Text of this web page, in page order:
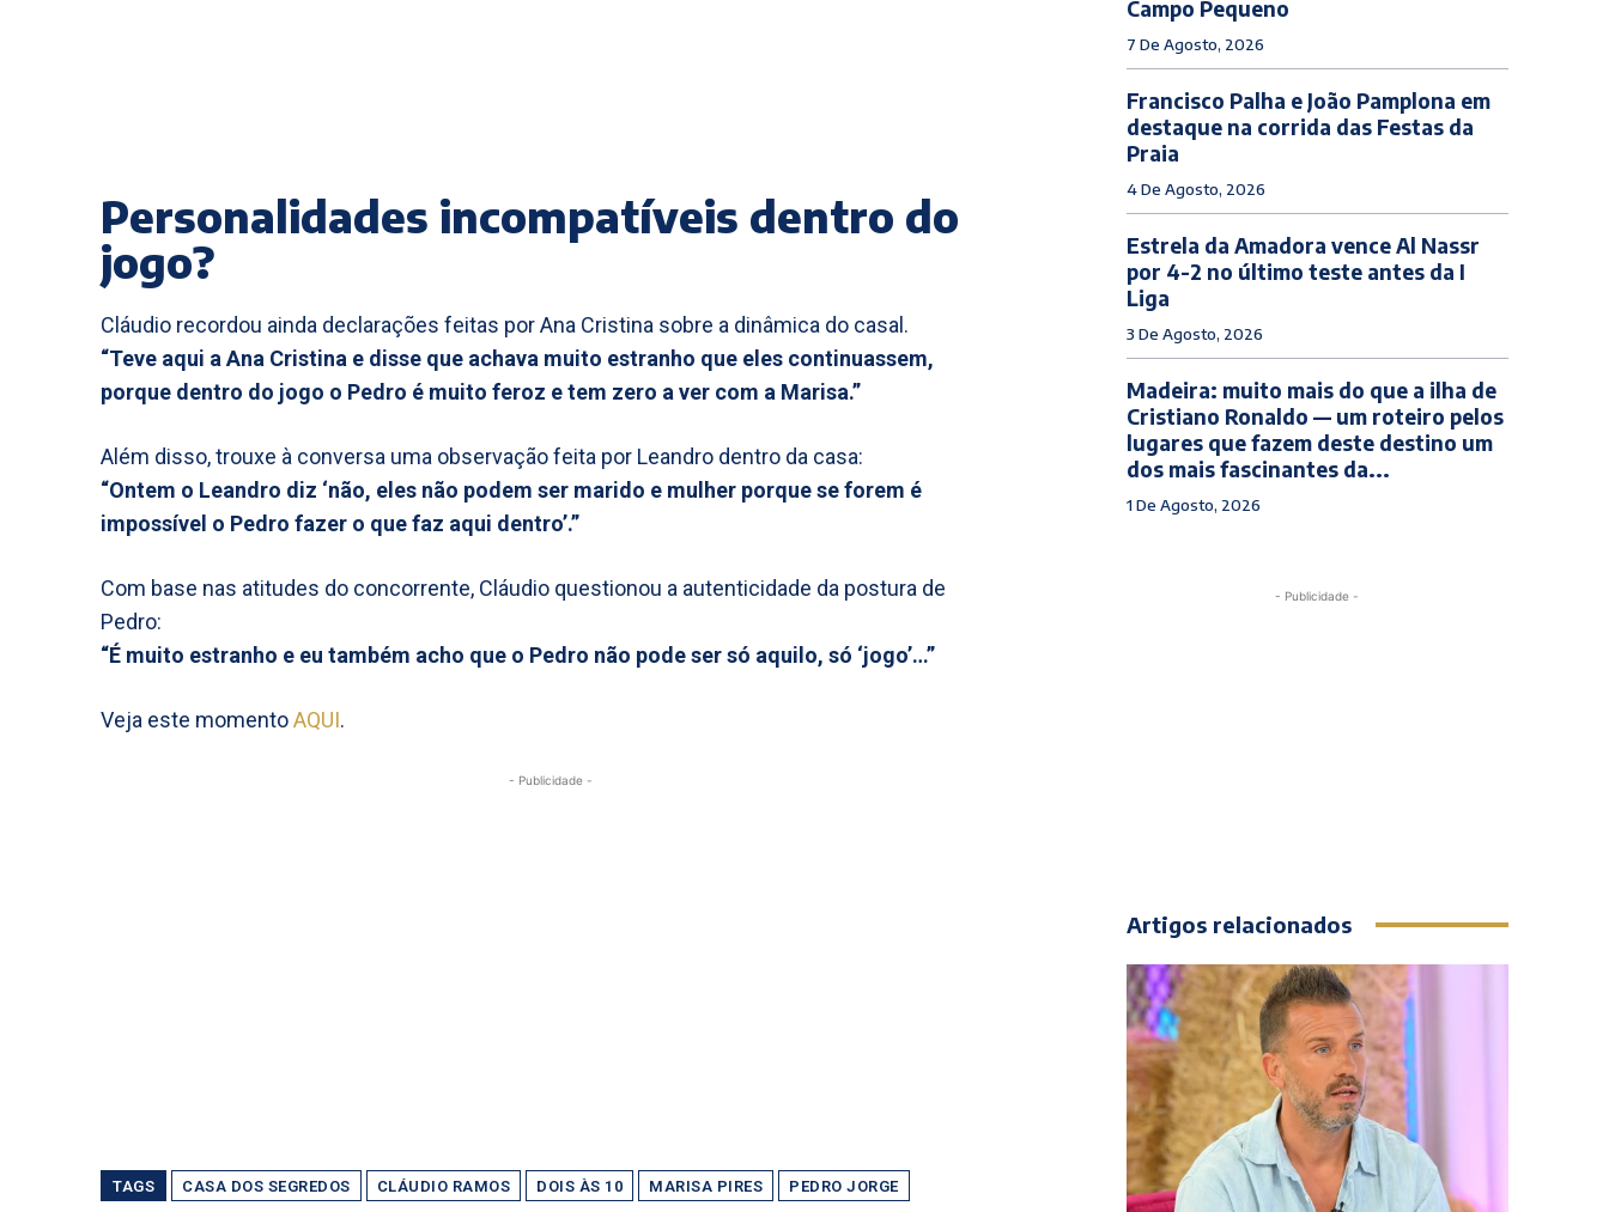
Personalidades incompatíveis dentro do
jogo?
Cláudio recordou ainda declarações feitas por Ana Cristina sobre a dinâmica do casal.
“Teve aqui a Ana Cristina e disse que achava muito estranho que eles continuassem,
porque dentro do jogo o Pedro é muito feroz e tem zero a ver com a Marisa.”
Além disso, trouxe à conversa uma observação feita por Leandro dentro da casa:
“Ontem o Leandro diz ‘não, eles não podem ser marido e mulher porque se forem é
impossível o Pedro fazer o que faz aqui dentro’.”
Com base nas atitudes do concorrente, Cláudio questionou a autenticidade da postura de
Pedro:
“É muito estranho e eu também acho que o Pedro não pode ser só aquilo, só ‘jogo’…”
Veja este momentoAQUI.
- Publicidade -
TAGS CASA DOS SEGREDOS CLÁUDIO RAMOS DOIS ÀS 10 MARISA PIRES PEDRO JORGE
Campo Pequeno
7 De Agosto, 2026
Francisco Palha e João Pamplona em
destaque na corrida das Festas da
Praia
4 De Agosto, 2026
Estrela da Amadora vence Al Nassr
por 4-2 no último teste antes da I
Liga
3 De Agosto, 2026
Madeira: muito mais do que a ilha de
Cristiano Ronaldo — um roteiro pelos
lugares que fazem deste destino um
dos mais fascinantes da...
1 De Agosto, 2026
- Publicidade -
Artigos relacionados